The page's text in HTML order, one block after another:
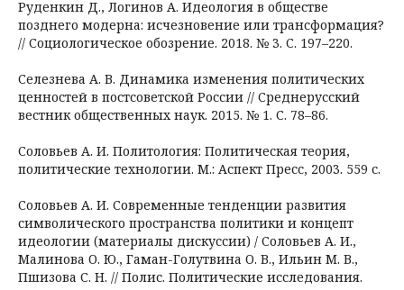
Руденкин Д., Логинов А. Идеология в обществе
позднего модерна: исчезновение или трансформация?
// Социологическое обозрение. 2018. № 3. С. 197–220.
Селезнева А. В. Динамика изменения политических
ценностей в постсоветской России // Среднерусский
вестник общественных наук. 2015. № 1. С. 78–86.
Соловьев А. И. Политология: Политическая теория,
политические технологии. М.: Аспект Пресс, 2003. 559 с.
Соловьев А. И. Современные тенденции развития
символического пространства политики и концепт
идеологии (материалы дискуссии) / Соловьев А. И.,
Малинова О. Ю., Гаман-Голутвина О. В., Ильин М. В.,
Пшизова С. Н. // Полис. Политические исследования.